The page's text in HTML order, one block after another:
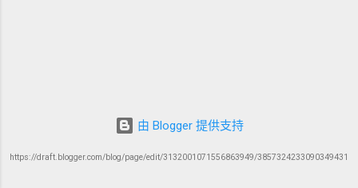
由 Blogger 提供支持
https://draft.blogger.com/blog/page/edit/3132001071556863949/3857324233090349431